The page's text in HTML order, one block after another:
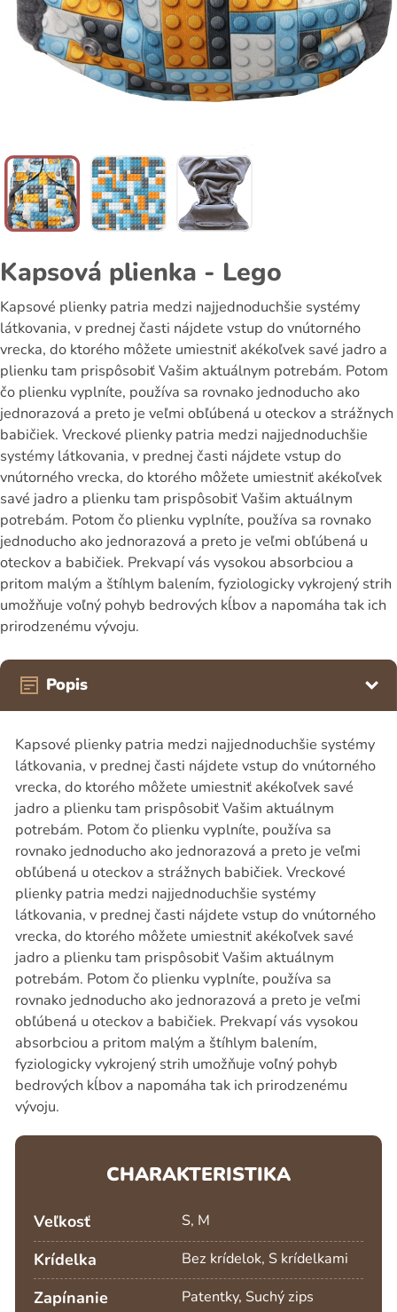
Kapsová plienka - Lego
Kapsové plienky patria medzi najjednoduchšie systémy
látkovania, v prednej časti nájdete vstup do vnútorného
vrecka, do ktorého môžete umiestniť akékoľvek savé jadro a
plienku tam prispôsobiť Vašim aktuálnym potrebám. Potom
čo plienku vyplníte, používa sa rovnako jednoducho ako
jednorazová a preto je veľmi obľúbená u oteckov a strážnych
babičiek. Vreckové plienky patria medzi najjednoduchšie
systémy látkovania, v prednej časti nájdete vstup do
vnútorného vrecka, do ktorého môžete umiestniť akékoľvek
savé jadro a plienku tam prispôsobiť Vašim aktuálnym
potrebám. Potom čo plienku vyplníte, používa sa rovnako
jednoducho ako jednorazová a preto je veľmi obľúbená u
oteckov a babičiek. Prekvapí vás vysokou absorbciou a
pritom malým a štíhlym balením, fyziologicky vykrojený strih
umožňuje voľný pohyb bedrových kĺbov a napomáha tak ich
prirodzenému vývoju.
Popis
Kapsové plienky patria medzi najjednoduchšie systémy
látkovania, v prednej časti nájdete vstup do vnútorného
vrecka, do ktorého môžete umiestniť akékoľvek savé
jadro a plienku tam prispôsobiť Vašim aktuálnym
potrebám. Potom čo plienku vyplníte, používa sa
rovnako jednoducho ako jednorazová a preto je veľmi
obľúbená u oteckov a strážnych babičiek. Vreckové
plienky patria medzi najjednoduchšie systémy
látkovania, v prednej časti nájdete vstup do vnútorného
vrecka, do ktorého môžete umiestniť akékoľvek savé
jadro a plienku tam prispôsobiť Vašim aktuálnym
potrebám. Potom čo plienku vyplníte, používa sa
rovnako jednoducho ako jednorazová a preto je veľmi
obľúbená u oteckov a babičiek. Prekvapí vás vysokou
absorbciou a pritom malým a štíhlym balením,
fyziologicky vykrojený strih umožňuje voľný pohyb
bedrových kĺbov a napomáha tak ich prirodzenému
vývoju.
CHARAKTERISTIKA
Veľkosť S, M
Krídelka Bez krídelok, S krídelkami
Zapínanie Patentky, Suchý zips